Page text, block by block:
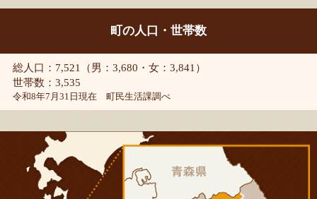
町の人口・世帯数
総人口：7,521（男：3,680・女：3,841）
世帯数：3,535
令和8年7月31日現在 町民生活課調べ